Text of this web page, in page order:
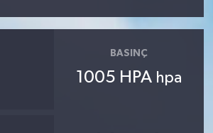
BASINÇ
1005 HPA hpa